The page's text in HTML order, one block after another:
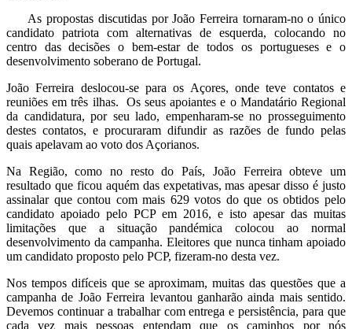
As propostas discutidas por João Ferreira tornaram-no o único
candidato patriota com alternativas de esquerda, colocando no
centro das decisões o bem-estar de todos os portugueses e o
desenvolvimento soberano de Portugal.
João Ferreira deslocou-se para os Açores, onde teve contatos e
reuniões em três ilhas. Os seus apoiantes e o Mandatário Regional
da candidatura, por seu lado, empenharam-se no prosseguimento
destes contatos, e procuraram difundir as razões de fundo pelas
quais apelavam ao voto dos Açorianos.
Na Região, como no resto do País, João Ferreira obteve um
resultado que ficou aquém das expetativas, mas apesar disso é justo
assinalar que contou com mais 629 votos do que os obtidos pelo
candidato apoiado pelo PCP em 2016, e isto apesar das muitas
limitações que a situação pandémica colocou ao normal
desenvolvimento da campanha. Eleitores que nunca tinham apoiado
um candidato proposto pelo PCP, fizeram-no desta vez.
Nos tempos difíceis que se aproximam, muitas das questões que a
campanha de João Ferreira levantou ganharão ainda mais sentido.
Devemos continuar a trabalhar com entrega e persistência, para que
cada vez mais pessoas entendam que os caminhos por nós